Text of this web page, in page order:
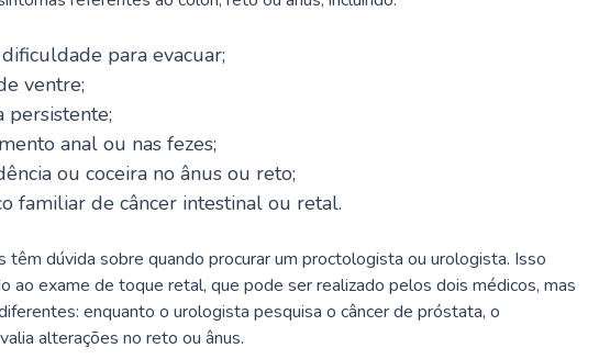
para evacuar;
ventre;
persistente;
anal ou nas fezes;
ou coceira no ânus ou reto;
familiar de câncer intestinal ou retal.
têm dúvida sobre quando procurar um proctologista ou urologista. Isso
ao exame de toque retal, que pode ser realizado pelos dois médicos, mas
enquanto o urologista pesquisa o câncer de próstata, o
alterações no reto ou ânus.